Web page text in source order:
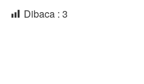
Dibaca : 3